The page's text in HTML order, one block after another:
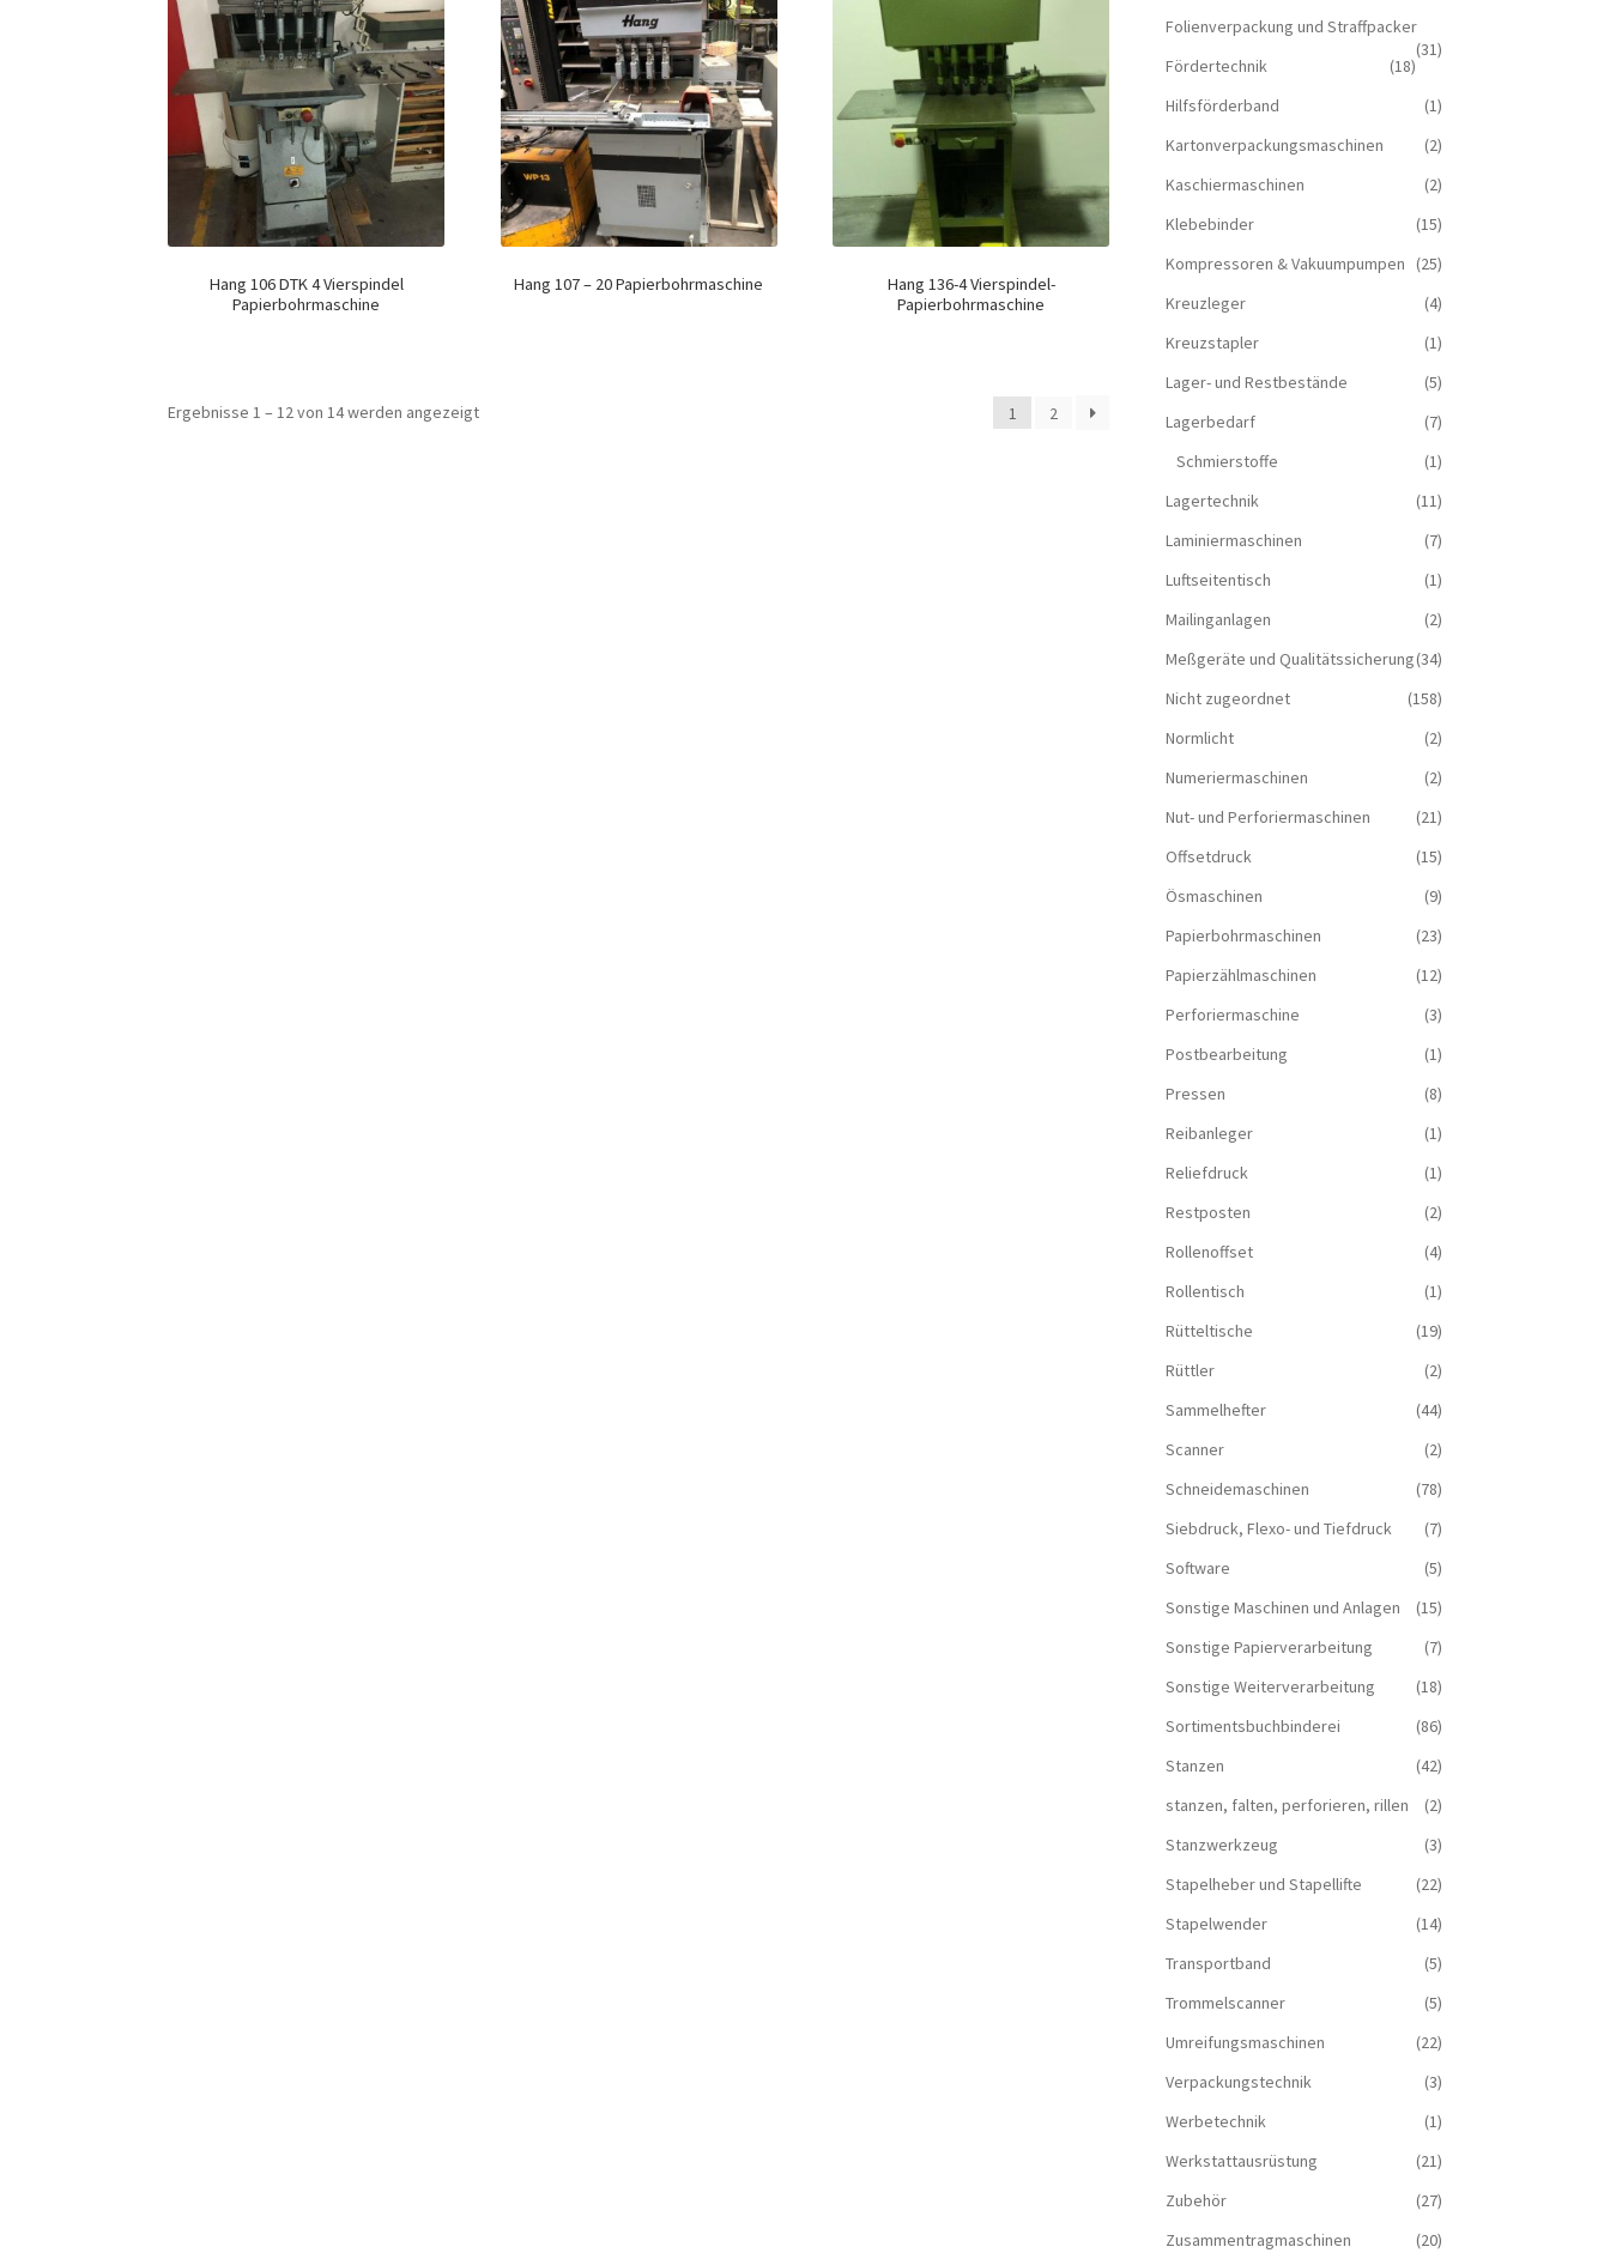
Hang 106 DTK 4 Vierspindel
Papierbohrmaschine
Hang 107 – 20 Papierbohrmaschine
Hang 136-4 Vierspindel-
Papierbohrmaschine
Ergebnisse 1 – 12 von 14 werden angezeigt 1 2
Folienverpackung und Straffpacker
(31)
Fördertechnik
(18)
Hilfsförderband
(1)
Kartonverpackungsmaschinen
(2)
Kaschiermaschinen
(2)
Klebebinder
(15)
Kompressoren & Vakuum­pumpen
(25)
Kreuzleger
(4)
Kreuzstapler
(1)
Lager- und Restbestände
(5)
Lagerbedarf
(7)
Schmierstoffe
(1)
Lagertechnik
(11)
Laminiermaschinen
(7)
Luftseitentisch
(1)
Mailinganlagen
(2)
Meßgeräte und Qualitätssicherung(34)
Nicht zugeordnet
(158)
Normlicht
(2)
Numeriermaschinen
(2)
Nut- und Perforiermaschinen
(21)
Offsetdruck
(15)
Ösmaschinen
(9)
Papierbohrmaschinen
(23)
Papierzählmaschinen
(12)
Perforiermaschine
(3)
Postbearbeitung
(1)
Pressen
(8)
Reibanleger
(1)
Reliefdruck
(1)
Restposten
(2)
Rollenoffset
(4)
Rollentisch
(1)
Rütteltische
(19)
Rüttler
(2)
Sammelhefter
(44)
Scanner
(2)
Schneidemaschinen
(78)
Siebdruck, Flexo- und Tiefdruck
(7)
Software
(5)
Sonstige Maschinen und Anlagen
(15)
Sonstige Papierverarbeitung
(7)
Sonstige Weiterverarbeitung
(18)
Sortimentsbuchbinderei
(86)
Stanzen
(42)
stanzen, falten, perforieren, rillen
(2)
Stanzwerkzeug
(3)
Stapelheber und Stapellifte
(22)
Stapelwender
(14)
Transportband
(5)
Trommelscanner
(5)
Umreifungsmaschinen
(22)
Verpackungstechnik
(3)
Werbetechnik
(1)
Werkstattausrüstung
(21)
Zubehör
(27)
Zusammentragmaschinen
(20)